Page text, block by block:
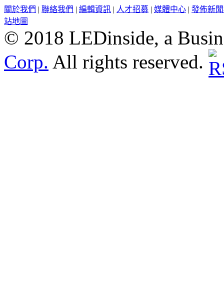
關於我們 | 聯絡我們 | 編輯資訊 | 人才招募 | 媒體中心 | 發佈新
站地圖
© 2018 LEDinside, a
Corp. All rights reserved.